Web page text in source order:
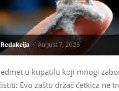
Redakcija - August 7, 2026
u kupatilu koji mnogi
Evo zašto držač četkica ne